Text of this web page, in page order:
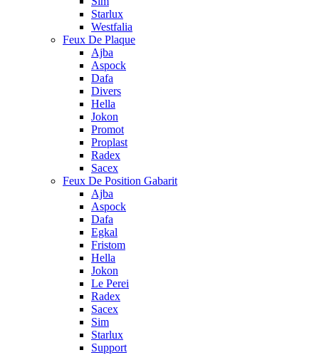
Starlux
Westfalia
Feux De Plaque
Ajba
Aspock
Dafa
Divers
Hella
Jokon
Promot
Proplast
Radex
Sacex
Feux De Position Gabarit
Ajba
Aspock
Dafa
Egkal
Fristom
Hella
Jokon
Le Perei
Radex
Sacex
Sim
Starlux
Support